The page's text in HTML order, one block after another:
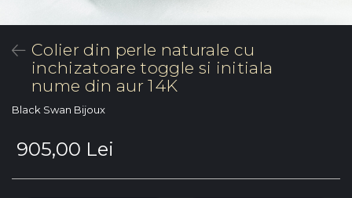
Colier din perle naturale cu
inchizatoare toggle si initiala
nume din aur 14K
Black Swan Bijoux
905,00 Lei